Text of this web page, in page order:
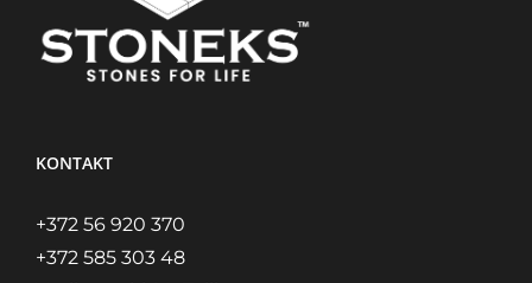
KONTAKT
+372 56 920 370
+372 585 303 48